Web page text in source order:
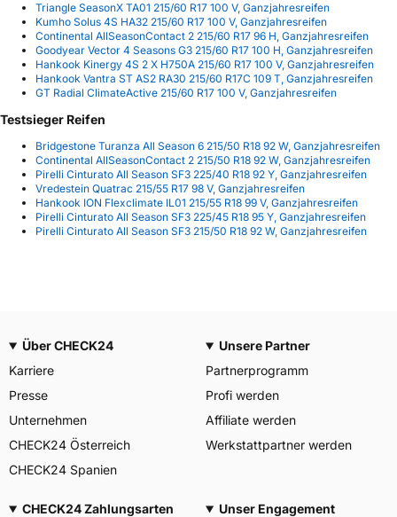
Triangle SeasonX TA01 215/60 R17 100 V, Ganzjahresreifen
Kumho Solus 4S HA32 215/60 R17 100 V, Ganzjahresreifen
Continental AllSeasonContact 2 215/60 R17 96 H, Ganzjahresreifen
Goodyear Vector 4 Seasons G3 215/60 R17 100 H, Ganzjahresreifen
Hankook Kinergy 4S 2 X H750A 215/60 R17 100 V, Ganzjahresreifen
Hankook Vantra ST AS2 RA30 215/60 R17C 109 T, Ganzjahresreifen
GT Radial ClimateActive 215/60 R17 100 V, Ganzjahresreifen
Testsieger Reifen
Bridgestone Turanza All Season 6 215/50 R18 92 W, Ganzjahresreifen
Continental AllSeasonContact 2 215/50 R18 92 W, Ganzjahresreifen
Pirelli Cinturato All Season SF3 225/40 R18 92 Y, Ganzjahresreifen
Vredestein Quatrac 215/55 R17 98 V, Ganzjahresreifen
Hankook ION Flexclimate IL01 215/55 R18 99 V, Ganzjahresreifen
Pirelli Cinturato All Season SF3 225/45 R18 95 Y, Ganzjahresreifen
Pirelli Cinturato All Season SF3 215/50 R18 92 W, Ganzjahresreifen
Über CHECK24
Karriere
Presse
Unternehmen
CHECK24 Österreich
CHECK24 Spanien
Unsere Partner
Partnerprogramm
Profi werden
Affiliate werden
Werkstattpartner werden
CHECK24 Zahlungsarten
Unser Engagement